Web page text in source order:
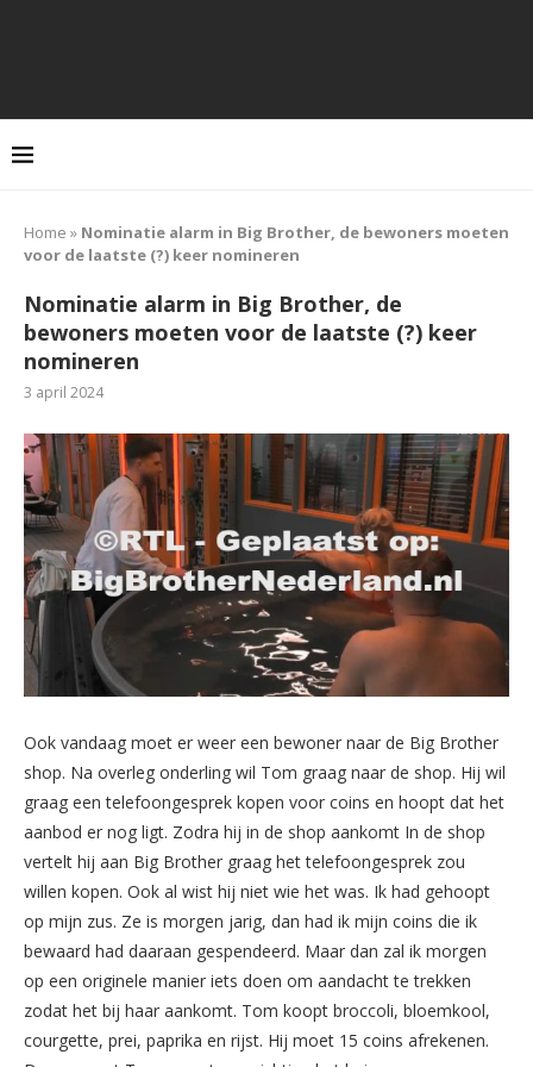
Home » Nominatie alarm in Big Brother, de bewoners moeten
voor de laatste (?) keer nomineren
Nominatie alarm in Big Brother, de
bewoners moeten voor de laatste (?) keer
nomineren
3 april 2024
Ook vandaag moet er weer een bewoner naar de Big Brother
shop. Na overleg onderling wil Tom graag naar de shop. Hij wil
graag een telefoongesprek kopen voor coins en hoopt dat het
aanbod er nog ligt. Zodra hij in de shop aankomt In de shop
vertelt hij aan Big Brother graag het telefoongesprek zou
willen kopen. Ook al wist hij niet wie het was. Ik had gehoopt
op mijn zus. Ze is morgen jarig, dan had ik mijn coins die ik
bewaard had daaraan gespendeerd. Maar dan zal ik morgen
op een originele manier iets doen om aandacht te trekken
zodat het bij haar aankomt. Tom koopt broccoli, bloemkool,
courgette, prei, paprika en rijst. Hij moet 15 coins afrekenen.